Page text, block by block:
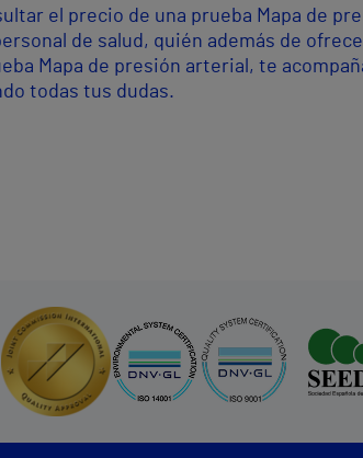
el precio de una prueba Mapa de
de salud, quién además de
Mapa de presión arterial, te
todas tus dudas.